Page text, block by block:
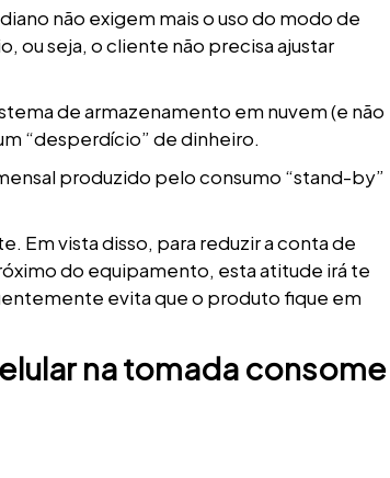
não exigem mais o uso do modo de
ou seja, o cliente não precisa ajustar
de armazenamento em nuvem (e não
“desperdício” de dinheiro.
produzido pelo consumo “stand-by”
Em vista disso, para reduzir a conta de
do equipamento, esta atitude irá te
evita que o produto fique em
na tomada consome